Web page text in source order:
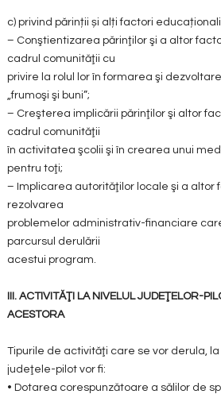
c) privind părinții și alți factori
– Conştientizarea părinţilor şi a altor
cadrul comunităţii cu
privire la rolul lor în formarea şi
„frumoşi şi buni”;
– Creşterea implicării părinţilor şi altor
cadrul comunităţii
în activitatea şcolii şi în crearea unui
pentru toţi;
– Implicarea autorităţilor locale şi a altor
rezolvarea
problemelor administrativ-financiare
parcursul derulării
acestui program.
III. ACTIVITĂŢI LA NIVELUL JUDEŢELOR-
ACESTORA
Tipurile de activităţi care se vor derula, la
judeţele-pilot vor fi:
• Dotarea corespunzătoare a sălilor de